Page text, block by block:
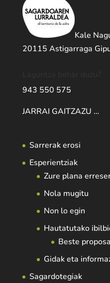
Kale
20115 Astigarraga
943 550 575
JARRAI GAITZAZU …
Sarrerak erosi
Esperientziak
Zure plana
Nola mugitu
Non lo egin
Hautatutako
Beste
Gidak eta
Sagardotegiak